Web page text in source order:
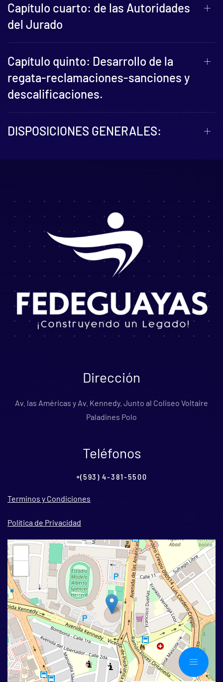
Capítulo cuarto: de las Autoridades
del Jurado
Capítulo quinto: Desarrollo de la
regata-reclamaciones-sanciones y
descalificaciones.
DISPOSICIONES GENERALES:
Dirección
Av. las Américas y Av. Kennedy. Junto al Coliseo Voltaire
Paladines Polo
Teléfonos
+(593) 4-381-5500
Terminos y Condiciones
Política de Privacidad